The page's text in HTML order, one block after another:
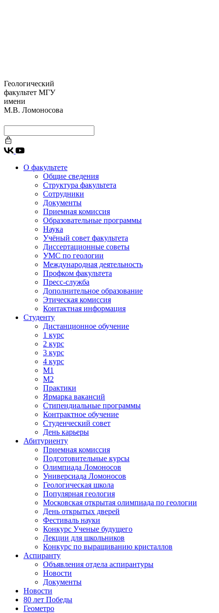
Геологический
факультет МГУ
имени
М.В. Ломоносова
О факультете
Общие сведения
Структура факультета
Сотрудники
Документы
Приемная комиссия
Образовательные программы
Наука
Учёный совет факультета
Диссертационные советы
УМС по геологии
Международная деятельность
Профком факультета
Пресс-служба
Дополнительное образование
Этическая комиссия
Контактная информация
Студенту
Дистанционное обучение
1 курс
2 курс
3 курс
4 курс
М1
М2
Практики
Ярмарка вакансий
Стипендиальные программы
Контрактное обучение
Студенческий совет
День карьеры
Абитуриенту
Приемная комиссия
Подготовительные курсы
Олимпиада Ломоносов
Универсиада Ломоносов
Геологическая школа
Популярная геология
Московская открытая олимпиада по геологии
День открытых дверей
Фестиваль науки
Конкурс Ученые будущего
Лекции для школьников
Конкурс по выращиванию кристаллов
Аспиранту
Объявления отдела аспирантуры
Новости
Документы
Новости
80 лет Победы
Геометро